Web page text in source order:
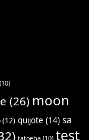
(10)
(26) moon
(12) quijote (14) sa
tatoeba (10) test